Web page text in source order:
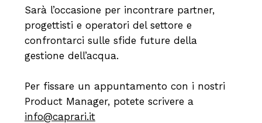
Sarà l’occasione per incontrare partner,
progettisti e operatori del settore e
confrontarci sulle sfide future della
gestione dell’acqua.
Per fissare un appuntamento con i nostri
Product Manager, potete scrivere a
info@caprari.it